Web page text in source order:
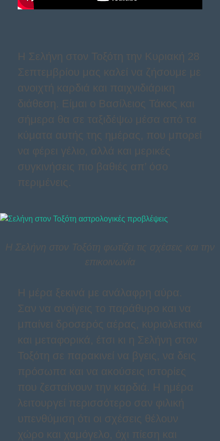
Η Σελήνη στον Τοξότη την Κυριακή 28
Σεπτεμβρίου μας καλεί να ζήσουμε με
ανοιχτή καρδιά και παιχνιδιάρικη
διάθεση. Είμαι ο Βασίλειος Τάκος και
σήμερα θα σε ταξιδέψω μέσα από τα
κύματα αυτής της ημέρας, που μπορεί
να φέρει γέλιο, αλλά και μερικές
συγκινήσεις πιο βαθιές απ’ όσο
περιμένεις.
Η Σελήνη στον Τοξότη φωτίζει τις σχέσεις και την
επικοινωνία
Η μέρα ξεκινά με ανάλαφρη αύρα.
Σαν να ανοίγεις το παράθυρο και να
μπαίνει δροσερός αέρας, κυριολεκτικά
και μεταφορικά, έτσι κι η Σελήνη στον
Τοξότη σε παρακινεί να βγεις, να δεις
πρόσωπα και να ακούσεις ιστορίες
που ζεσταίνουν την καρδιά. Η ημέρα
λειτουργεί περισσότερο σαν φιλική
υπενθύμιση ότι οι σχέσεις θέλουν
χώρο και χαμόγελο, όχι πίεση και